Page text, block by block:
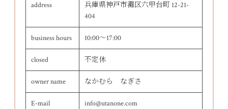
address
兵庫県神戸市灘区六甲台町 12-21-
404
business hours 10:00～17:00
closed 不定休
owner name なかむら なぎさ
E-mail info@utanone.com